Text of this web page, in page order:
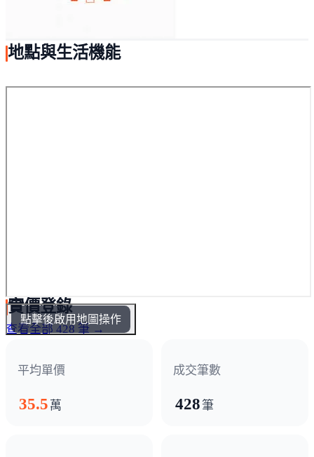
地點與生活機能
點擊後啟用地圖操作
實價登錄
查看全部 428 筆 →
平均單價
35.5 萬
成交筆數
428筆